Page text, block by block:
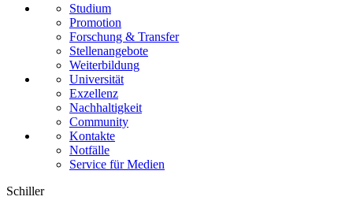
Studium
Promotion
Forschung & Transfer
Stellenangebote
Weiterbildung
Universität
Exzellenz
Nachhaltigkeit
Community
Kontakte
Notfälle
Service für Medien
Schiller